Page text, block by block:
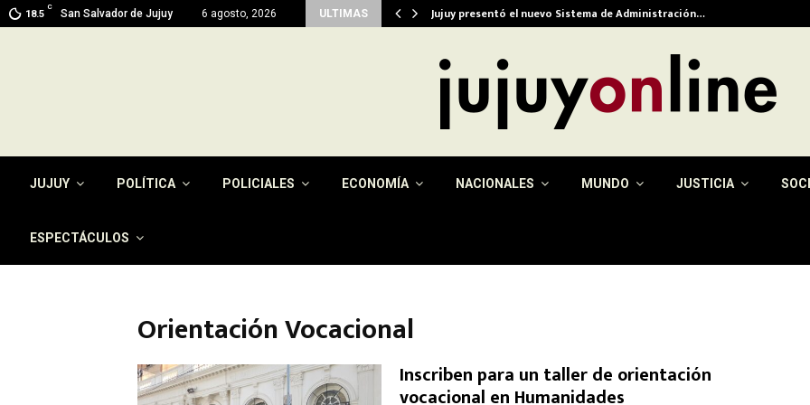
18.5
C
San Salvador de Jujuy 6 agosto, 2026 ULTIMAS
del pago de la tasa por… Jujuy presentó el nuevo Sistema de Administración…
JUJUY POLÍTICA POLICIALES ECONOMÍA NACIONALES MUNDO JUSTICIA
ESPECTÁCULOS
Orientación Vocacional
Inscriben para un taller de orientación
vocacional en Humanidades